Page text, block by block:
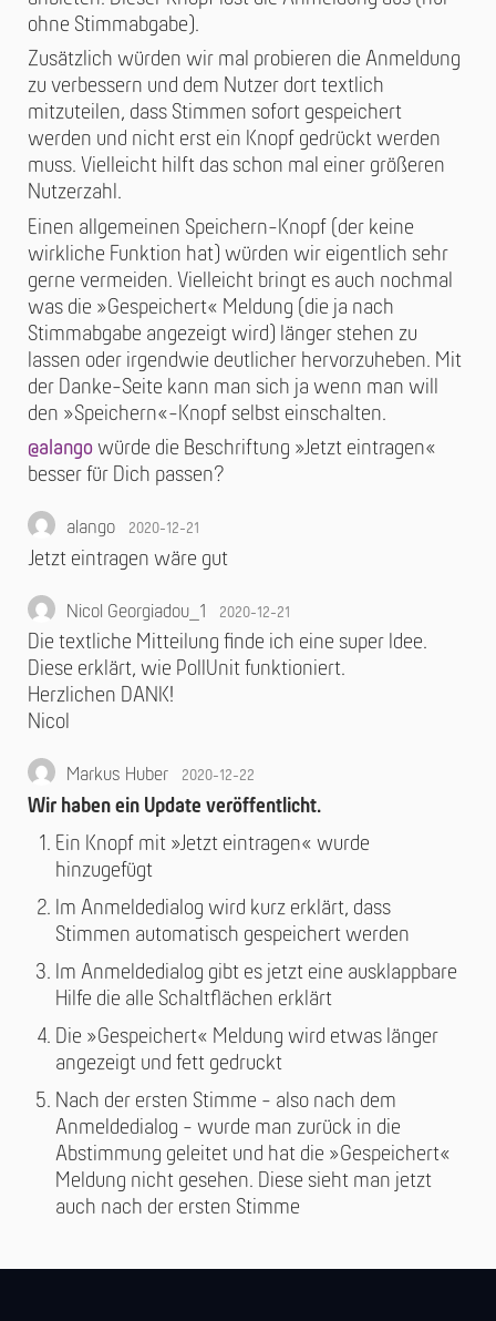
ohne Stimmabgabe).
Zusätzlich würden wir mal probieren die Anmeldung
zu verbessern und dem Nutzer dort textlich
mitzuteilen, dass Stimmen sofort gespeichert
werden und nicht erst ein Knopf gedrückt werden
muss. Vielleicht hilft das schon mal einer größeren
Nutzerzahl.
Einen allgemeinen Speichern-Knopf (der keine
wirkliche Funktion hat) würden wir eigentlich sehr
gerne vermeiden. Vielleicht bringt es auch nochmal
was die »Gespeichert« Meldung (die ja nach
Stimmabgabe angezeigt wird) länger stehen zu
lassen oder irgendwie deutlicher hervorzuheben. Mit
der Danke-Seite kann man sich ja wenn man will
den »Speichern«-Knopf selbst einschalten.
@alango würde die Beschriftung »Jetzt eintragen«
besser für Dich passen?
alango 2020-12-21
Jetzt eintragen wäre gut
Nicol Georgiadou_1 2020-12-21
Die textliche Mitteilung finde ich eine super Idee.
Diese erklärt, wie PollUnit funktioniert.
Herzlichen DANK!
Nicol
Markus Huber 2020-12-22
Wir haben ein Update veröffentlicht.
Ein Knopf mit »Jetzt eintragen« wurde
hinzugefügt
Im Anmeldedialog wird kurz erklärt, dass
Stimmen automatisch gespeichert werden
Im Anmeldedialog gibt es jetzt eine ausklappbare
Hilfe die alle Schaltflächen erklärt
Die »Gespeichert« Meldung wird etwas länger
angezeigt und fett gedruckt
Nach der ersten Stimme - also nach dem
Anmeldedialog - wurde man zurück in die
Abstimmung geleitet und hat die »Gespeichert«
Meldung nicht gesehen. Diese sieht man jetzt
auch nach der ersten Stimme